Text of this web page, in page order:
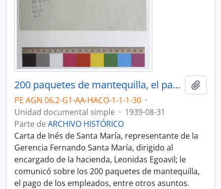
200 paquetes de mantequilla, el pago de los empleados
PE AGN 06.2-G1-AA-HACO-1-1-1-30 ·
Unidad documental simple · 1939-08-31
Parte de ARCHIVO HISTÓRICO
Carta de Inés de Santa María, representante de la
Gerencia Fernando Santa María, dirigido al
encargado de la hacienda, Leonidas Egoavil; le
comunicó sobre los 200 paquetes de mantequilla,
el pago de los empleados, entre otros asuntos.